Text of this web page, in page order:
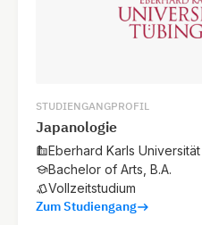
STUDIENGANGPROFIL
Japanologie
Eberhard Karls
Bachelor of Arts, B.A.
Vollzeitstudium
Zum Studiengang